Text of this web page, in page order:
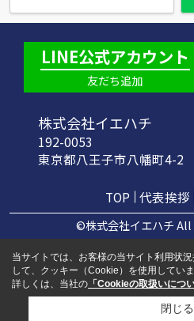
LINE公式アカウント
友だち追加
株式会社イエハチ
192-0053
東京都八王子市八幡町4-2
TOP 代表挨拶
©株式会社イエハチ
当サイトでは、お客様の当サイト利用状
して、クッキー（Cookie）を使用していま
詳しくは、当社の 「Cookieの取扱いについ
閉じる